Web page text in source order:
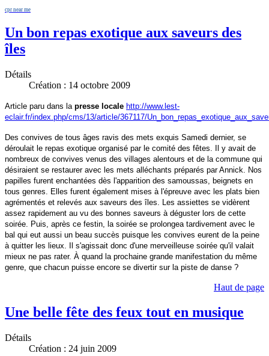
cpr near me
Un bon repas exotique aux saveurs des
îles
Détails
Création : 14 octobre 2009
Article paru dans la presse locale http://www.lest-
eclair.fr/index.php/cms/13/article/367117/
Des convives de tous âges ravis des mets exquis Samedi dernier, se
déroulait le repas exotique organisé par le comité des fêtes. Il y avait de
nombreux de convives venus des villages alentours et de la commune qui
désiraient se restaurer avec les mets alléchants préparés par Annick. Nos
papilles furent enchantées dès l'apparition des samoussas, beignets en
tous genres. Elles furent également mises à l'épreuve avec les plats bien
agrémentés et relevés aux saveurs des îles. Les assiettes se vidèrent
assez rapidement au vu des bonnes saveurs à déguster lors de cette
soirée. Puis, après ce festin, la soirée se prolongea tardivement avec le
bal qui eut aussi un beau succès puisque les convives eurent de la peine
à quitter les lieux. Il s'agissait donc d'une merveilleuse soirée qu'il valait
mieux ne pas rater. À quand la prochaine grande manifestation du même
genre, que chacun puisse encore se divertir sur la piste de danse ?
Haut de page
Une belle fête des feux tout en musique
Détails
Création : 24 juin 2009